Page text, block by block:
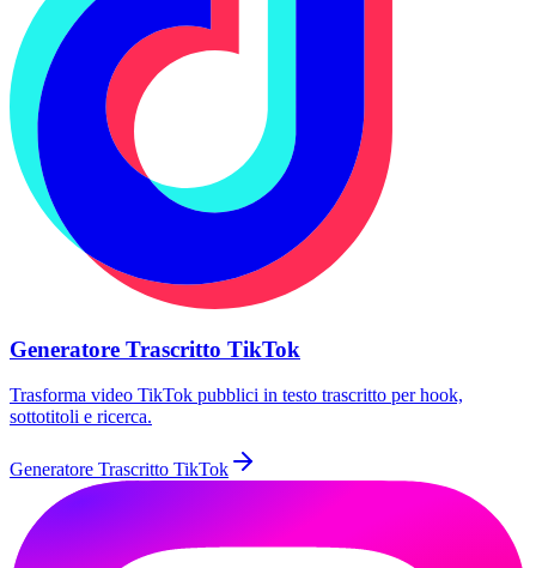
Generatore Trascritto TikTok
Trasforma video TikTok pubblici in testo trascritto per hook,
sottotitoli e ricerca.
Generatore Trascritto TikTok